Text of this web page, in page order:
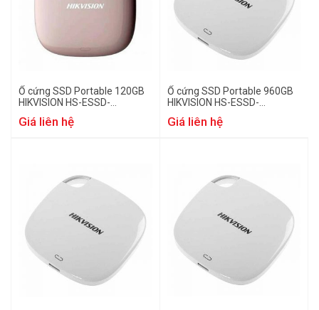
Ổ cứng SSD Portable 120GB
HIKVISION HS-ESSD-
Giá liên hệ
Ổ cứng SSD Portable 960GB
HIKVISION HS-ESSD-
Giá liên hệ